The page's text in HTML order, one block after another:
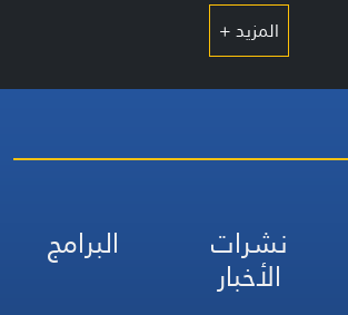
المزيد +
نشرات
الأخبار
البرامج